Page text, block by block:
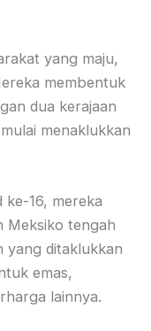
yang maju,
membentuk
dua kerajaan
menaklukkan
ke-16, mereka
Meksiko tengah
yang ditaklukkan
emas,
lainnya.